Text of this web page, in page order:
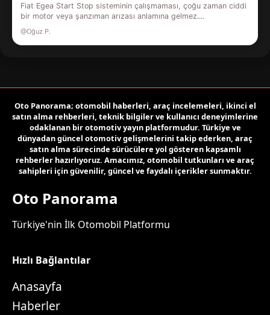
Fiat Egea Start Stop sisteminin çalışmaması, çoğu zaman ciddi
bir motor veya şanzıman arızası anlamına gelmez....
@Oğuz P.
Oto Panorama; otomobil haberleri, araç incelemeleri, ikinci el
satın alma rehberleri, teknik bilgiler ve kullanıcı deneyimlerine
odaklanan bir otomotiv yayın platformudur. Türkiye ve
dünyadan güncel otomotiv gelişmelerini takip ederken, araç
satın alma sürecinde sürücülere yol gösteren kapsamlı
rehberler hazırlıyoruz. Amacımız, otomobil tutkunları ve araç
sahipleri için güvenilir, güncel ve faydalı içerikler sunmaktır.
Oto Panorama
Türkiye'nin İlk Otomobil Platformu
Hızlı Bağlantılar
Anasayfa
Haberler